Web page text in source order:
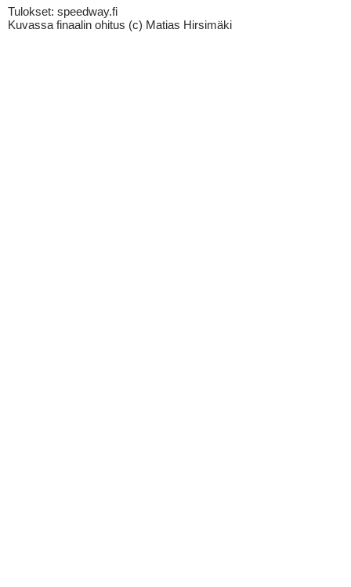
Tulokset: speedway.fi
Kuvassa finaalin ohitus (c) Matias Hirsimäki